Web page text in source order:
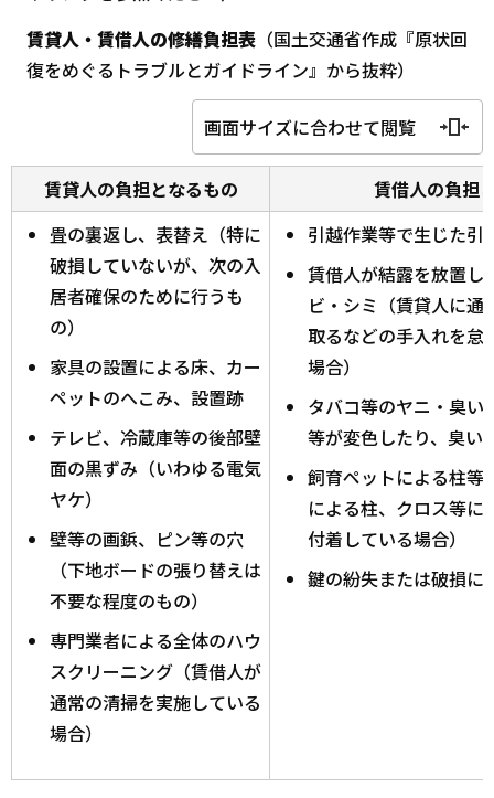
賃貸人・賃借人の修繕負担表（国土交通省作成『原状回
復をめぐるトラブルとガイドライン』から抜粋）
画面サイズに合わせて閲覧
賃貸人の負担となるもの
賃借人の負担
畳の裏返し、表替え（特に
破損していないが、次の入
居者確保のために行うも
の）
家具の設置による床、カー
ペットのへこみ、設置跡
テレビ、冷蔵庫等の後部壁
面の黒ずみ（いわゆる電気
ヤケ）
壁等の画鋲、ピン等の穴
（下地ボードの張り替えは
不要な程度のもの）
専門業者による全体のハウ
スクリーニング（賃借人が
通常の清掃を実施している
場合）
引越作業等で生じた引
賃借人が結露を放置し
ビ・シミ（賃貸人に通
取るなどの手入れを怠
場合）
タバコ等のヤニ・臭い
等が変色したり、臭い
飼育ペットによる柱等
による柱、クロス等に
付着している場合）
鍵の紛失または破損に